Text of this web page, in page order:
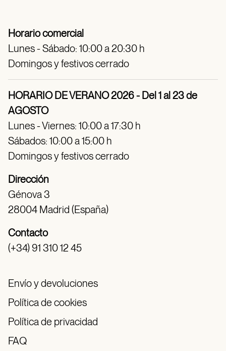
Horario comercial
Lunes - Sábado: 10:00 a 20:30 h
Domingos y festivos cerrado
HORARIO DE VERANO 2026 - Del 1 al 23 de
AGOSTO
Lunes - Viernes: 10:00 a 17:30 h
Sábados: 10:00 a 15:00 h
Domingos y festivos cerrado
Dirección
Génova 3
28004 Madrid (España)
Contacto
(+34) 91 310 12 45
Envío y devoluciones
Política de cookies
Política de privacidad
FAQ